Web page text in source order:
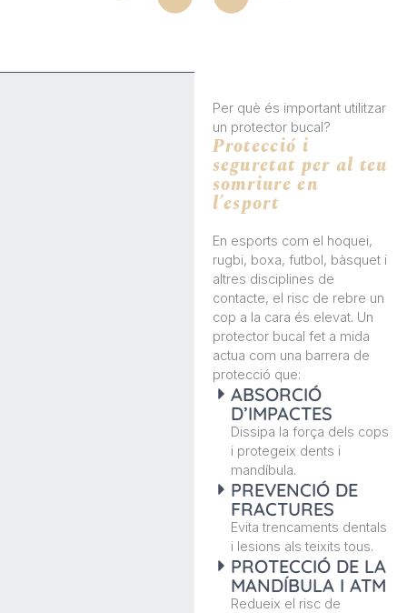
Per què és important utilitzar
un protector bucal?
Protecció i
seguretat per al teu
somriure en
l’esport
En esports com el hoquei,
rugbi, boxa, futbol, bàsquet i
altres disciplines de
contacte, el risc de rebre un
cop a la cara és elevat. Un
protector bucal fet a mida
actua com una barrera de
protecció que:
ABSORCIÓ
D’IMPACTES
Dissipa la força dels cops
i protegeix dents i
mandíbula.
PREVENCIÓ DE
FRACTURES
Evita trencaments dentals
i lesions als teixits tous.
PROTECCIÓ DE LA
MANDÍBULA I ATM
Redueix el risc de